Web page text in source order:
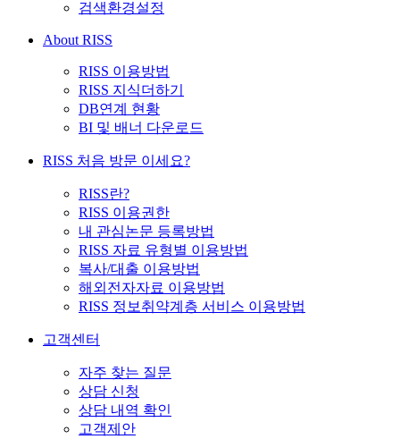
검색환경설정
About RISS
RISS 이용방법
RISS 지식더하기
DB연계 현황
BI 및 배너 다운로드
RISS 처음 방문 이세요?
RISS란?
RISS 이용권한
내 관심논문 등록방법
RISS 자료 유형별 이용방법
복사/대출 이용방법
해외전자자료 이용방법
RISS 정보취약계층 서비스 이용방법
고객센터
자주 찾는 질문
상담 신청
상담 내역 확인
고객제안